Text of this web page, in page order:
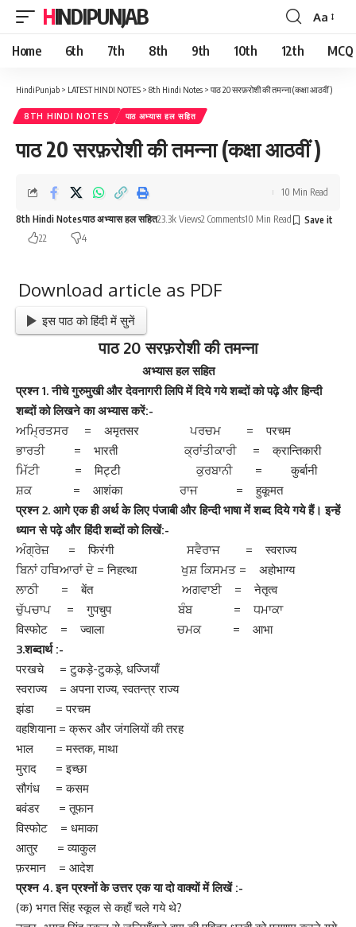
HINDIPUNJAB
Font
Resizer
Aa
Home 6th 7th 8th 9th 10th 12th MCQ
HindiPunjab > LATEST HINDI NOTES > 8th Hindi Notes > पाठ 20 सरफ़रोशी की तमन्ना (कक्षा आठवीं )
8TH HINDI NOTES पाठ अभ्यास हल सहित
पाठ 20 सरफ़रोशी की तमन्ना (कक्षा आठवीं )
8th Hindi Notesपाठ अभ्यास हल सहित23.3k Views2 Comments10 Min Read
22
4
10 Min Read
Download article as PDF
इस पाठ को हिंदी में सुनें
पाठ 20 सरफ़रोशी की तमन्ना
अभ्यास हल सहित
प्रश्न1.नीचे गुरुमुखी और देवनागरी लिपि में दिये गये शब्दों को पढ़े और हिन्दी
शब्दों को लिखने का अभ्यास करें:-
ਅਮ੍ਰਿਤਸਰ = अमृतसर ਪਰਚਮ = परचम
ਭਾਰਤੀ = भारती ਕ੍ਰਾਂਤੀਕਾਰੀ = क्रान्तिकारी
ਮਿੱਟੀ = मिट्टी ਕੁਰਬਾਨੀ = कुर्बानी
ਸ਼ਕ = आशंका ਰਾਜ = हुकूमत
प्रश्न2. आगे एक ही अर्थ के लिए पंजाबी और हिन्दी भाषा में शब्द दिये गये हैं। इन्हें
ध्यान से पढ़े और हिंदी शब्दों को लिखें:-
ਅੰਗ੍ਰੇਜ਼ = फिरंगी ਸਵੈਰਾਜ = स्वराज्य
ਬਿਨਾਂ ਹਥਿਆਰਾਂ ਦੇ = निहत्था ਖੁਸ਼ ਕਿਸਮਤ = अहोभाग्य
ਲਾਠੀ = बेंत ਅਗਵਾਈ = नेतृत्व
ਚੁੱਪਚਾਪ = गुपचुप ਬੰਬ = ਧਮਾਕਾ
विस्फोट = ज्वाला ਚਮਕ = आभा
3.शब्दार्थ :-
परखचे = टुकड़े-टुकड़े, धज्जियाँ
स्वराज्य = अपना राज्य, स्वतन्त्र राज्य
झंडा = परचम
वहशियाना = क्रूर और जंगलियों की तरह
भाल = मस्तक, माथा
मुराद = इच्छा
सौगंध = कसम
बवंडर = तूफान
विस्फोट = धमाका
आतुर = व्याकुल
फ़रमान = आदेश
प्रश्न 4.इन प्रश्नों के उत्तर एक या दो वाक्यों में लिखें :-
(क) भगत सिंह स्कूल से कहाँ चले गये थे?